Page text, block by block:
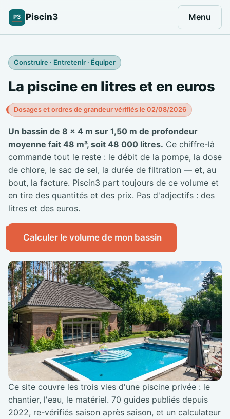
P3 Piscin3 Menu
Construire · Entretenir · Équiper
La piscine en litres et en euros
Dosages et ordres de grandeur vérifiés le 02/08/2026
Un bassin de 8 × 4 m sur 1,50 m de profondeur
moyenne fait 48 m³, soit 48 000 litres. Ce chiffre-là
commande tout le reste : le débit de la pompe, la dose
de chlore, le sac de sel, la durée de filtration — et, au
bout, la facture. Piscin3 part toujours de ce volume et
en tire des quantités et des prix. Pas d'adjectifs : des
litres et des euros.
Calculer le volume de mon bassin
Ce site couvre les trois vies d'une piscine privée : le
chantier, l'eau, le matériel. 70 guides publiés depuis
2022, re-vérifiés saison après saison, et un calculateur